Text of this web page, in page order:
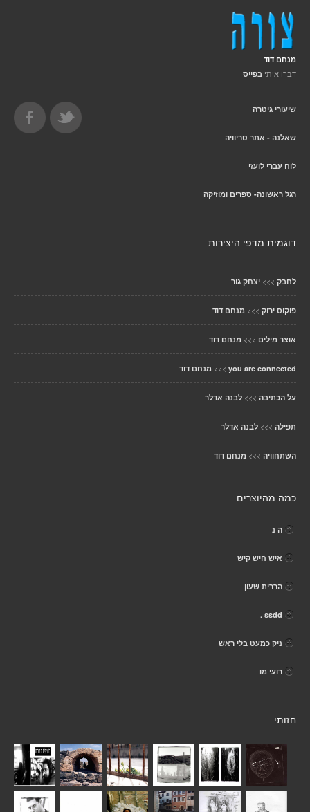
מנחם דוד
דברו איתי בפייס
שיעורי גיטרה
שאלנה - אתר טריוויה
לוח עברי לועזי
רגל ראשונה- ספרים ומוזיקה
דוגמית מדפי היצירות
לחבק >>> יצחק גור
פוקוס ירוק >>> מנחם דוד
אוצר מילים >>> מנחם דוד
you are connected
>>> מנחם דוד
על הכתיבה >>> לבנה אדלר
תפילה >>> לבנה אדלר
השתחוויה >>> מנחם דוד
כמה מהיוצרים
ה נ
איש חיש קיש
הררית שעון
ssdd .
ניק כמעט בלי ראש
רועי מו
חזותי